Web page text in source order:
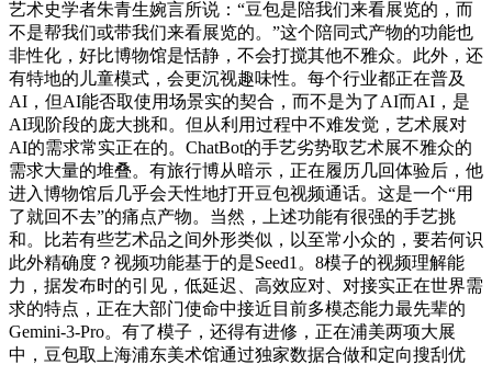
艺术史学者朱青生婉言所说：“豆包是陪我们来看展览的，而
不是帮我们或带我们来看展览的。”这个陪同式产物的功能也
非性化，好比博物馆是恬静，不会打搅其他不雅众。此外，还
有特地的儿童模式，会更沉视趣味性。每个行业都正在普及
AI，但AI能否取使用场景实的契合，而不是为了AI而AI，是
AI现阶段的庞大挑和。但从利用过程中不难发觉，艺术展对
AI的需求常实正在的。ChatBot的手艺劣势取艺术展不雅众的
需求大量的堆叠。有旅行博从暗示，正在履历几回体验后，他
进入博物馆后几乎会天性地打开豆包视频通话。这是一个“用
了就回不去”的痛点产物。当然，上述功能有很强的手艺挑
和。比若有些艺术品之间外形类似，以至常小众的，要若何识
此外精确度？视频功能基于的是Seed1。8模子的视频理解能
力，据发布时的引见，低延迟、高效应对、对接实正在世界需
求的特点，正在大部门使命中接近目前多模态能力最先辈的
Gemini-3-Pro。有了模子，还得有进修，正在浦美两项大展
中，豆包取上海浦东美术馆通过独家数据合做和定向搜刮优